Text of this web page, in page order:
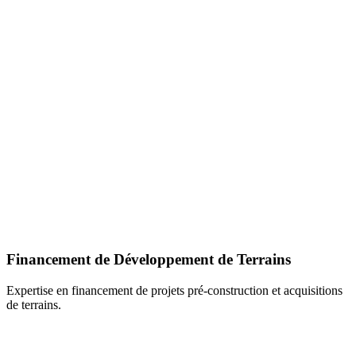
Financement de Développement de Terrains
Expertise en financement de projets pré-construction et acquisitions
de terrains.